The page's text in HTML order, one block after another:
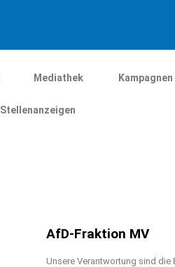
Mediathek Kampagnen
Stellenanzeigen
AfD-Fraktion MV
Unsere Verantwortung sind die